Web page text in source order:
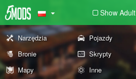
Show Adult
Narzędzia Pojazdy
Bronie
Skrypty
Mapy
Inne